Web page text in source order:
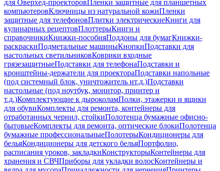
для Оверхед-проекторовПленки защитные для планшетных
компьютеровКлючницы из натуральной кожиПленки
защитные для телефоновПлитки электрическиеКниги для
кулинарных рецептовПлоттерыКниги и
справочникиКнижки-пособияПоддоны для бумагКнижки-
раскраскиПодметальные машиныКнопкиПодставки для
настольных светильниковКоврики входные
грязезащитныеПодставки для телефонаПодставки и
кронштейны-держатели для проектораПодставки напольные
(под системный блок, уничтожитель ит.д.)Подставки
настольные (под ноутбук, монитор, принтер и
т.д.)Комплектующие к дыроколамПолки, этажерки и ящики
для обувиКомплекты для ремонта, контейнеры для
отработанных чернил, стойкиПолотенца бумажные офисно-
бытовыеКомплекты для ремонта, оптические блокиПолотенца
бумажные профессиональныеПолотерыКондиционеры для
бельяКондиционеры для детского бельяПортфолио,
расписания уроков, закладкиКонструкторыКонтейнеры для
хранения и СВЧПриборы для укладки волосКонтейнеры и